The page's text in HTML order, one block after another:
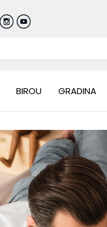
BIROU GRADINA